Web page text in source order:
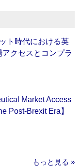
ト時代における英
クセスとコンプラ
Market Access
Post-Brexit Era】
もっと見る »